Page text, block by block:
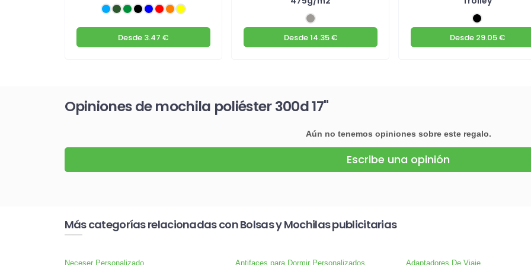
Desde 3.47 € Desde14.35 € Desde29.05 €
Opiniones de mochila poliéster 300d 17"
Aún no tenemos opiniones sobre este regalo.
Escribe una opinión
Más categorías relacionadas con Bolsas y Mochilas publicitarias
Neceser Personalizado Antifaces para Dormir Personalizados Adaptadores De Viaje